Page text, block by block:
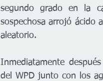
segundo grado en la
sospechosa arrojó ácido
aleatorio.
Inmediatamente
del WPD junto con los